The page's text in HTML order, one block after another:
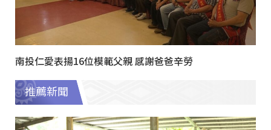
南投仁愛表揚16位模範父親 感謝爸爸辛勞
推薦新聞